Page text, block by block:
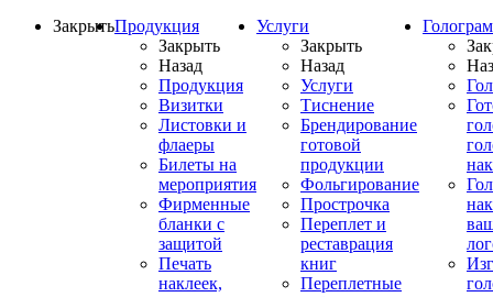
ЗакрытьПродукция
Закрыть
Назад
Продукция
Визитки
Листовки и
флаеры
Билеты на
мероприятия
Фирменные
бланки с
защитой
Печать
наклеек,
Услуги
Закрыть
Назад
Услуги
Тиснение
Брендирование
готовой
продукции
Фольгирование
Прострочка
Переплет и
реставрация
книг
Переплетные